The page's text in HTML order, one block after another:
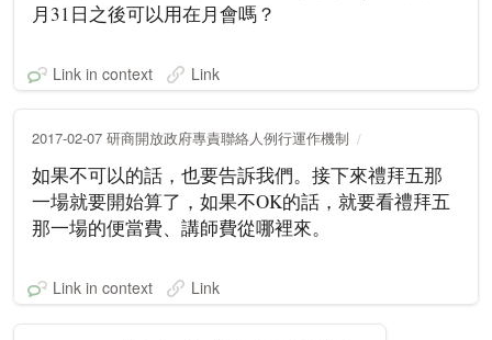
月31日之後可以用在月會嗎？
Link in context Link
2017-02-07 研商開放政府專責聯絡人例行運作機制
如果不可以的話，也要告訴我們。接下來禮拜五那
一場就要開始算了，如果不OK的話，就要看禮拜五
那一場的便當費、講師費從哪裡來。
Link in context Link